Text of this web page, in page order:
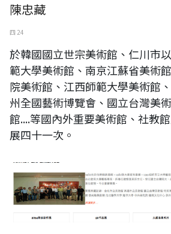
陳忠藏
四 24
於韓國國立世宗美術館、仁川市
範大學美術館、南京江蘇省美術
院美術館、江西師範大學美術館
州全國藝術博覽會、國立台灣美
館....等國內外重要美術館、社教
展四十一次。